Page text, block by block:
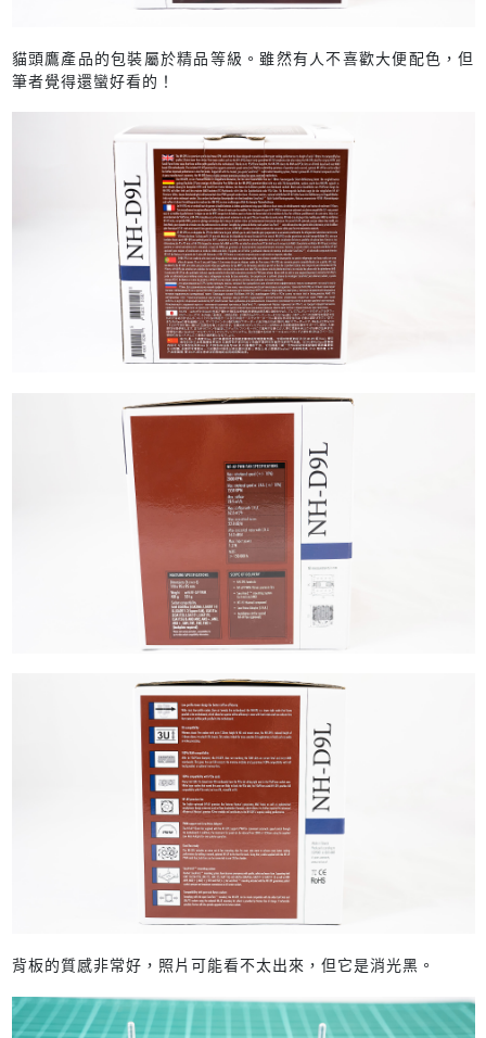
貓頭鷹產品的包裝屬於精品等級。雖然有人不喜歡大便配色，但
筆者覺得還蠻好看的！
背板的質感非常好，照片可能看不太出來，但它是消光黑。